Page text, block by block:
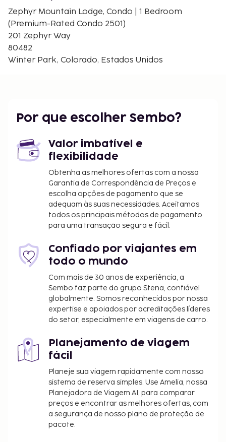
Teleférico Discovery Chair - 1,8 km/1,1 mi
Teleférico Prospector Express - 2 km/1,2 mi
Teleférico Eskimo Express - 2 km/1,3 mi
Os aeroportos mais próximos são:
Broomfield, Colorado (BJC-Rocky Mountain
Há estacionamento no local. Este complexo de
apartamentos para não fumadores disponibiliza
imediações e snow tubing nas imediações.
Tarifa de estacionamento: 30 USD por dia
A lista anterior pode não estar completa. As taxas e
os depósitos podem não incluir impostos e estão
sujeitos a alterações.
As crianças não pagam quando dormem no
quarto dos pais ou tutor, utilizando a(s) cama(s)
existentes.
Disponibilização de opções de pagamento sem
numerário em todas as transações.
Zephyr Mountain Lodge, Condo | 1 Bedroom
(Premium-Rated Condo 2501)
201 Zephyr Way
80482
Winter Park, Colorado, Estados Unidos
Por que escolher Sembo?
Valor imbatível e
flexibilidade
Obtenha as melhores ofertas com a nossa
Garantia de Correspondência de Preços e
escolha opções de pagamento que se
adequam às suas necessidades. Aceitamos
todos os principais métodos de pagamento
para uma transação segura e fácil.
Confiado por viajantes em
todo o mundo
Com mais de 30 anos de experiência, a
Sembo faz parte do grupo Stena, confiável
globalmente. Somos reconhecidos por nossa
expertise e apoiados por acreditações líderes
do setor, especialmente em viagens de carro.
Planejamento de viagem
fácil
Planeje sua viagem rapidamente com nosso
sistema de reserva simples. Use Amelia, nossa
Planejadora de Viagem AI, para comparar
preços e encontrar as melhores ofertas, com
a segurança de nosso plano de proteção de
pacote.